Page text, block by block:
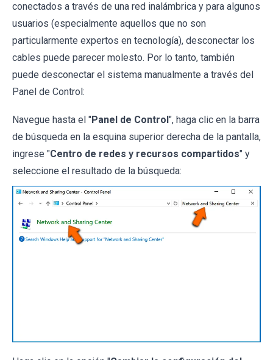
conectados a través de una red inalámbrica y para algunos
usuarios (especialmente aquellos que no son
particularmente expertos en tecnología), desconectar los
cables puede parecer molesto. Por lo tanto, también
puede desconectar el sistema manualmente a través del
Panel de Control:
Navegue hasta el "Panel de Control", haga clic en la barra
de búsqueda en la esquina superior derecha de la pantalla,
ingrese "Centro de redes y recursos compartidos" y
seleccione el resultado de la búsqueda: